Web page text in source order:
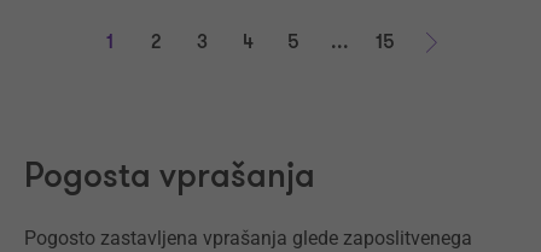
1 2 3 4 5 ...
15
Pogosta vprašanja
Pogosto zastavljena vprašanja glede zaposlitvenega